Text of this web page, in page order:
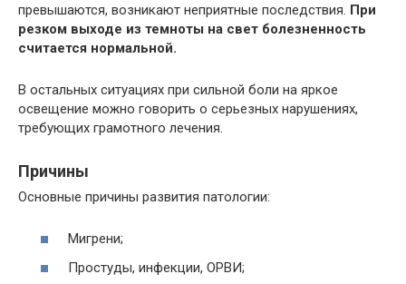
превышаются, возникают неприятные последствия. При
резком выходе из темноты на свет болезненность
считается нормальной.
В остальных ситуациях при сильной боли на яркое
освещение можно говорить о серьезных нарушениях,
требующих грамотного лечения.
Причины
Основные причины развития патологии:
Мигрени;
Простуды, инфекции, ОРВИ;